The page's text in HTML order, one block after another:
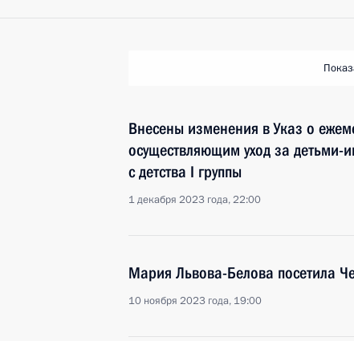
Внесены изменения в Указ о
осуществляющим уход за
с детства I группы
1 декабря 2023 года, 22:00
Мария Львова-Белова посетила
10 ноября 2023 года, 19:00